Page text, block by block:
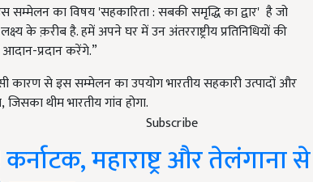
Subscribe
का विषय 'सहकारिता : सबकी समृद्धि का द्वार' है जो
के क़रीब है. हमें अपने घर में उन अंतरराष्ट्रीय प्रतिनिधियों की
आदान-प्रदान करेंगे.”
कारण से इस सम्मेलन का उपयोग भारतीय सहकारी उत्पादों और
थीम भारतीय गांव होगा.
महाराष्ट्र और तेलंगाना से